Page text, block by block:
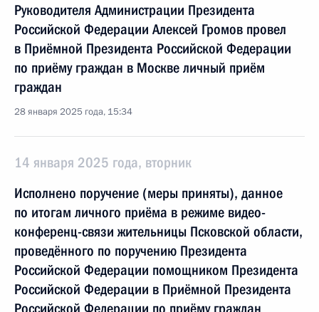
Руководителя Администрации Президента
Российской Федерации Алексей Громов провел
в Приёмной Президента Российской Федерации
по приёму граждан в Москве личный приём
граждан
28 января 2025 года, 15:34
14 января 2025 года, вторник
Исполнено поручение (меры приняты), данное
по итогам личного приёма в режиме видео-
конференц-связи жительницы Псковской области,
проведённого по поручению Президента
Российской Федерации помощником Президента
Российской Федерации в Приёмной Президента
Российской Федерации по приёму граждан